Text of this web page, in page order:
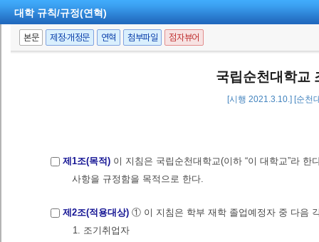
대학 규칙/규정(연혁)
본문 제정·개정문 연혁 첨부파일 점자뷰어
국립순천대학교
[시행 2021.3.10.] [순천
제1조(목적) 이 지침은 국립순천대학교(이하 “이 대학교”라
사항을 규정함을 목적으로 한다.
제2조(적용대상) ① 이 지침은 학부 재학 졸업예정자 중 다음
1. 조기취업자